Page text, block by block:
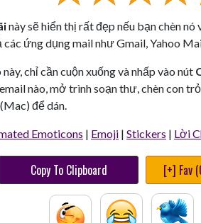
này sẽ hiển thị rất đẹp nếu bạn chèn
ứng dụng mail như Gmail, Yahoo
chỉ cần cuộn xuống và nhấp vào nút
nào, mở trình soạn thư, chèn con
để dán.
Emoticons | Emoji | Stickers | Lời
Copy To Clipboard [+] Fav